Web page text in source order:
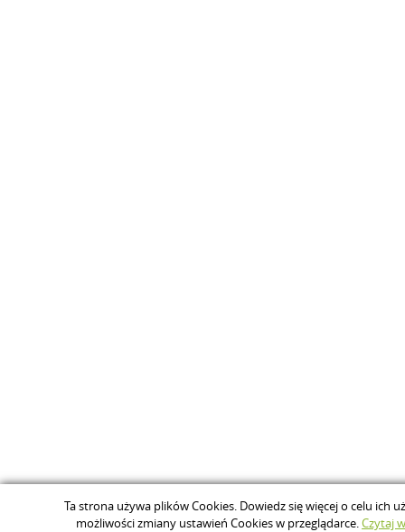
Ta strona używa plików Cookies. Dowiedz się więcej o celu ich
możliwości zmiany ustawień Cookies w przeglądarce.Czytaj